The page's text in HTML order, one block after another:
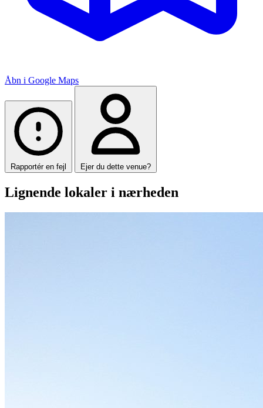
Åbn i Google Maps
Rapportér en fejl Ejer du dette venue?
Lignende lokaler i nærheden